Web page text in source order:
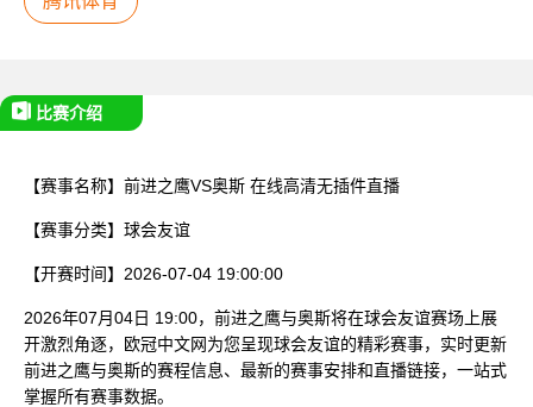
比赛介绍
【赛事名称】 前进之鹰VS奥斯 在线高清无插件直播
【赛事分类】 球会友谊
【开赛时间】 2026-07-04 19:00:00
2026年07月04日 19:00，前进之鹰与奥斯将在球会友谊赛场上展
开激烈角逐，欧冠中文网为您呈现球会友谊的精彩赛事，实时更新
前进之鹰与奥斯的赛程信息、最新的赛事安排和直播链接，一站式
掌握所有赛事数据。